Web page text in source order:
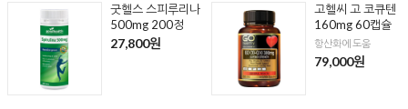
굿헬스 스피루리나
500mg 200정
27,800원
고헬씨 고 코큐텐
160mg 60캡슐
항산화에 도움
79,000원